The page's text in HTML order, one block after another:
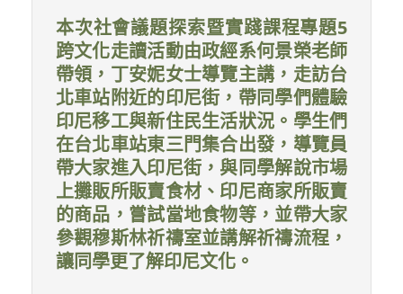
本次社會議題探索暨實踐課程專題5
跨文化走讀活動由政經系何景榮老師
帶領，丁安妮女士導覽主講，走訪台
北車站附近的印尼街，帶同學們體驗
印尼移工與新住民生活狀況。學生們
在台北車站東三門集合出發，導覽員
帶大家進入印尼街，與同學解說市場
上攤販所販賣食材、印尼商家所販賣
的商品，嘗試當地食物等，並帶大家
參觀穆斯林祈禱室並講解祈禱流程，
讓同學更了解印尼文化。